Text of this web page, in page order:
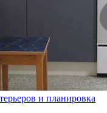
и планировка